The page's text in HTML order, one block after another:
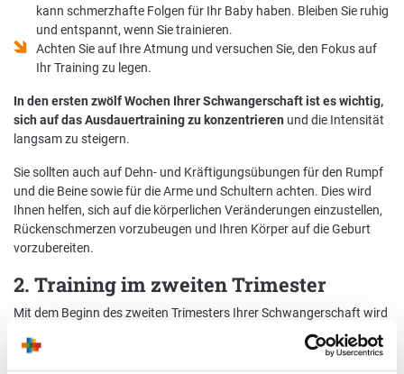
kann schmerzhafte Folgen für Ihr Baby haben. Bleiben Sie ruhig
und entspannt, wenn Sie trainieren.
Achten Sie auf Ihre Atmung und versuchen Sie, den Fokus auf
Ihr Training zu legen.
In den ersten zwölf Wochen Ihrer Schwangerschaft ist es wichtig,
sich auf das Ausdauertraining zu konzentrieren und die Intensität
langsam zu steigern.
Sie sollten auch auf Dehn- und Kräftigungsübungen für den Rumpf
und die Beine sowie für die Arme und Schultern achten. Dies wird
Ihnen helfen, sich auf die körperlichen Veränderungen einzustellen,
Rückenschmerzen vorzubeugen und Ihren Körper auf die Geburt
vorzubereiten.
2. Training im zweiten Trimester
Mit dem Beginn des zweiten Trimesters Ihrer Schwangerschaft wird
es an der Zeit, Ihr Programm zu überdenken. Ihr Körper verändert
sich und Sie können nun Ihren Fokus auf andere Aspekte des
Trainings richten.Das Ziel im zweiten Trimester sollte es sein,